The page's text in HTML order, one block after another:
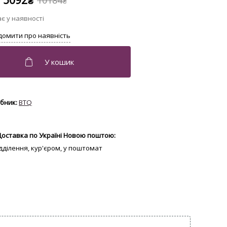
BTQ
по Україні Новою поштою:
кур'єром, у поштомат